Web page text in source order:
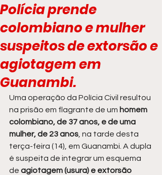
Polícia prende
colombiano e mulher
suspeitos de extorsão e
agiotagem em
Guanambi.
Uma operação da Polícia Civil resultou
na prisão em flagrante de um homem
colombiano, de 37 anos, e de uma
mulher, de 23 anos , na tarde desta
terça-feira (14), em Guanambi. A dupla
é suspeita de integrar um esquema
de agiotagem (usura) e extorsão